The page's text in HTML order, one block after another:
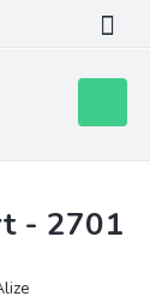
košík
- 2701